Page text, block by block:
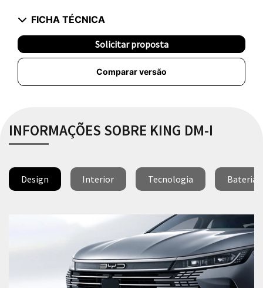
FICHA TÉCNICA
Solicitar proposta
Comparar versão
INFORMAÇÕES SOBRE KING DM-I
Design Interior Tecnologia Bateria